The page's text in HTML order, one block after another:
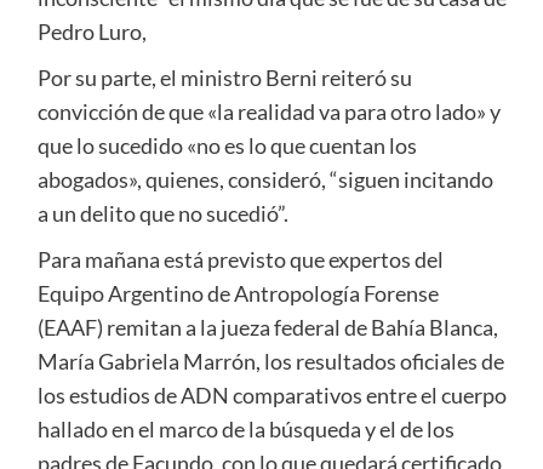
Pedro Luro,
Por su parte, el ministro Berni reiteró su
convicción de que «la realidad va para otro lado» y
que lo sucedido «no es lo que cuentan los
abogados», quienes, consideró, “siguen incitando
a un delito que no sucedió”.
Para mañana está previsto que expertos del
Equipo Argentino de Antropología Forense
(EAAF) remitan a la jueza federal de Bahía Blanca,
María Gabriela Marrón, los resultados oficiales de
los estudios de ADN comparativos entre el cuerpo
hallado en el marco de la búsqueda y el de los
padres de Facundo, con lo que quedará certificado